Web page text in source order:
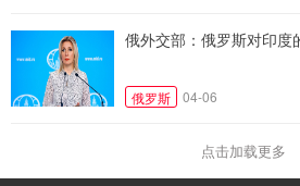
俄外交部：俄罗斯对印度
俄罗斯 04-06
点击加载更多